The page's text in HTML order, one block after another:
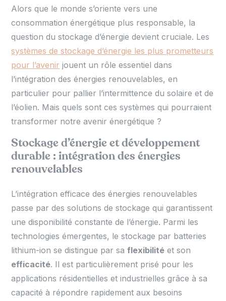
Alors que le monde s’oriente vers une
consommation énergétique plus responsable, la
question du stockage d’énergie devient cruciale. Les
systèmes de stockage d’énergie les plus prometteurs
pour l’avenir jouent un rôle essentiel dans
l’intégration des énergies renouvelables, en
particulier pour pallier l’intermittence du solaire et de
l’éolien. Mais quels sont ces systèmes qui pourraient
transformer notre avenir énergétique ?
Stockage d’énergie et développement
durable : intégration des énergies
renouvelables
L’intégration efficace des énergies renouvelables
passe par des solutions de stockage qui garantissent
une disponibilité constante de l’énergie. Parmi les
technologies émergentes, le stockage par batteries
lithium-ion se distingue par saflexibilité et son
efficacité. Il est particulièrement prisé pour les
applications résidentielles et industrielles grâce à sa
capacité à répondre rapidement aux besoins